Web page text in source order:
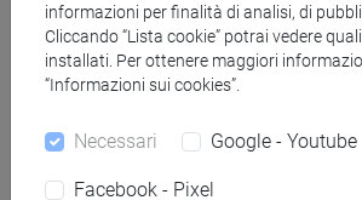
Linciano, Sara; Mazzocato, Ylenia;
Vascon, Filippo; Farrera-Soler, Lluc; Will,
Alessandro; Cendron, Laura; Heinis,
informazioni per finalità di analisi, di
Cliccando “Lista cookie” potrai vedere
installati. Per ottenere maggiori
“Informazioni sui cookies”.
Necessari Google - Youtube
Facebook - Pixel